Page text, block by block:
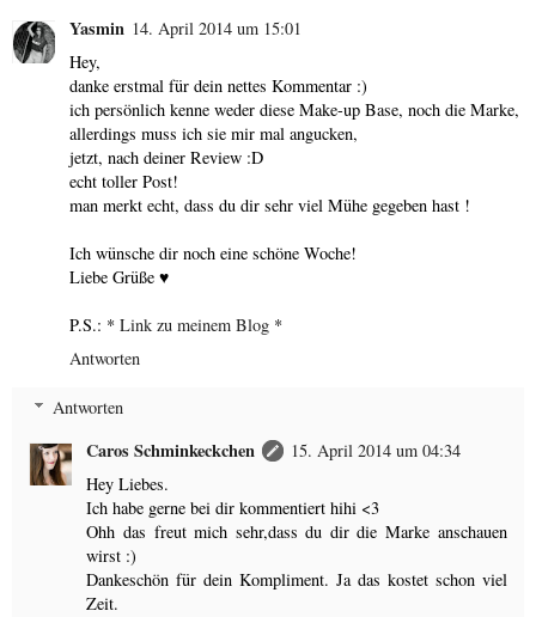
Yasmin 14. April 2014 um 15:01
Hey,
danke erstmal für dein nettes Kommentar :)
ich persönlich kenne weder diese Make-up Base, noch die Marke,
allerdings muss ich sie mir mal angucken,
jetzt, nach deiner Review :D
echt toller Post!
man merkt echt, dass du dir sehr viel Mühe gegeben hast !
Ich wünsche dir noch eine schöne Woche!
Liebe Grüße ♥
P.S.: * Link zu meinem Blog *
Antworten
Antworten
Caros Schminkeckchen
15. April 2014 um 04:34
Hey Liebes.
Ich habe gerne bei dir kommentiert hihi <3
Ohh das freut mich sehr,dass du dir die Marke anschauen
wirst :)
Dankeschön für dein Kompliment. Ja das kostet schon viel
Zeit.